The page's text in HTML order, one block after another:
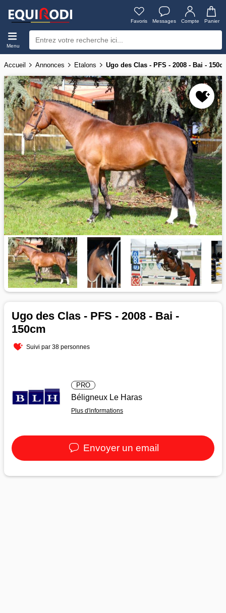
Favoris Messages Compte Panier
Menu
Accueil Annonces Etalons Ugo des Clas - PFS - 2008 - Bai -
Ugo des Clas - PFS - 2008 - Bai -
150cm
Suivi par 38 personnes
PRO
Béligneux Le Haras
Plus d'informations
Envoyer un email